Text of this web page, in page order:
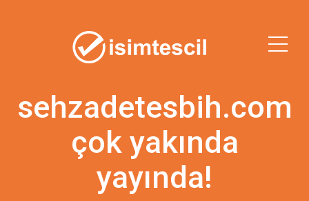
sehzadetesbih.com
çok yakında
yayında!